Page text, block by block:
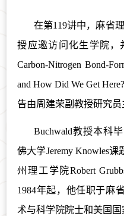
在第119讲中，麻省
授应邀访问化生学院，
Carbon-Nitrogen Bond-
and How Did We Get
告由周建荣副教授研究员
Buchwald教授本科
佛大学Jeremy Knowles
州理工学院Robert
1984年起，他任职于麻
术与科学院院士和美国国